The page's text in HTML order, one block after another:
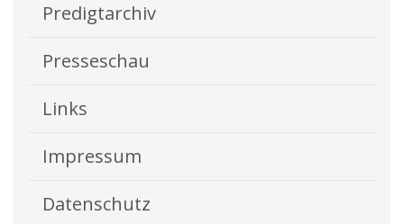
Predigtarchiv
Presseschau
Links
Impressum
Datenschutz